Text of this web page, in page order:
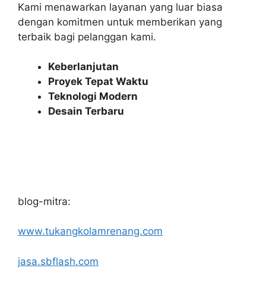
Kami menawarkan layanan yang luar biasa
dengan komitmen untuk memberikan yang
terbaik bagi pelanggan kami.
Keberlanjutan
Proyek Tepat Waktu
Teknologi Modern
Desain Terbaru
blog-mitra:
www.tukangkolamrenang.com
jasa.sbflash.com